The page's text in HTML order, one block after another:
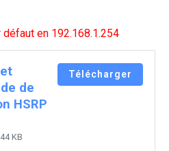
en 192.168.1.254
de
HSRP
KB
Télécharger